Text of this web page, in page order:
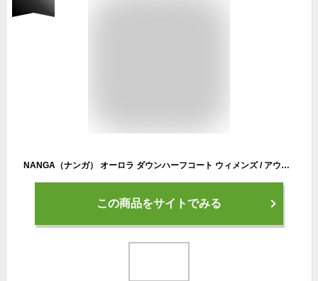
NANGA（ナンガ） オーロラ ダウンハーフコート ウィメンズ / アウター レディース アウトドア AURORA DOWN HALF COAT(W) クリスマス プレゼント ギフト
この商品をサイトでみる